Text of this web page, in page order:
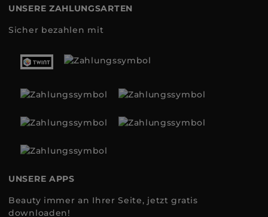
UNSERE ZAHLUNGSARTEN
Sicher bezahlen mit
UNSERE APPS
Beauty immer an Ihrer Seite, jetzt gratis
downloaden!